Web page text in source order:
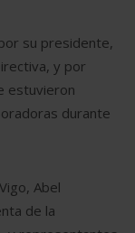
su presidente,
y por
estuvieron
durante
Abel
de la